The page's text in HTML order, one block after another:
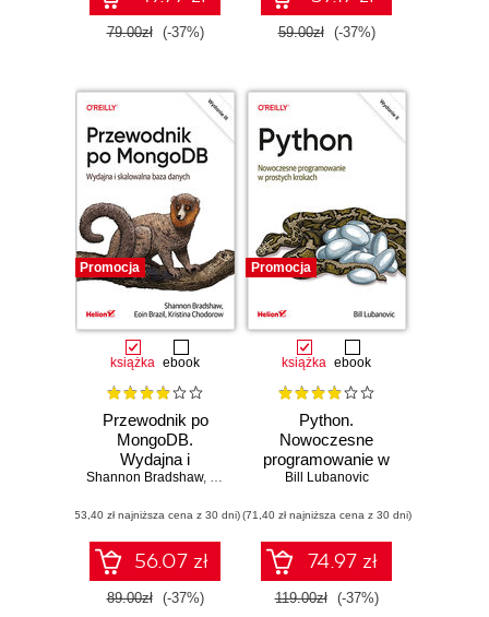
79.00zł (-37%) 59.00zł (-37%)
Promocja
książka ebook
Przewodnik po
MongoDB.
Wydajna i
skalowalna baza
III
Shannon Bradshaw, Eoin Brazil Kristina Chodorow
(53,40 zł najniższa cena z 30 dni)
56.07 zł
89.00zł (-37%)
Promocja
książka ebook
Python.
Nowoczesne
programowanie w
prostych krokach.
Bill Lubanovic
(71,40 zł najniższa cena z 30 dni)
74.97 zł
119.00zł (-37%)